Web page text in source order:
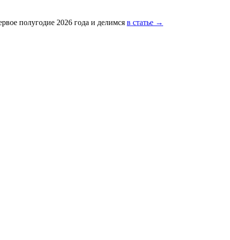
полугодие 2026 года и делимся в статье →